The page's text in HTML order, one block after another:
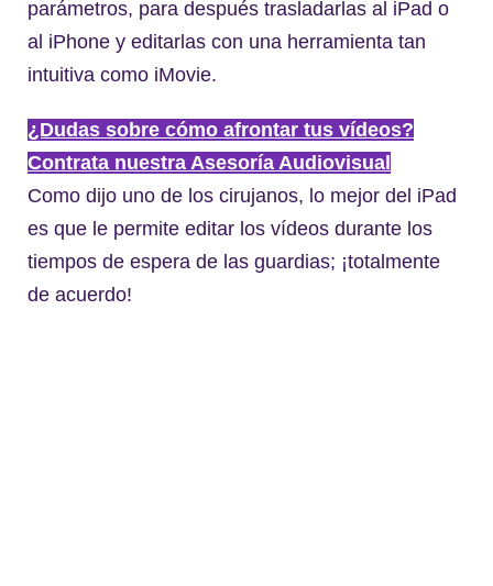
parámetros, para después trasladarlas al iPad o
al iPhone y editarlas con una herramienta tan
intuitiva como iMovie.
¿Dudas sobre cómo afrontar tus vídeos?
Contrata nuestra Asesoría Audiovisual
Como dijo uno de los cirujanos, lo mejor del iPad
es que le permite editar los vídeos durante los
tiempos de espera de las guardias; ¡totalmente
de acuerdo!